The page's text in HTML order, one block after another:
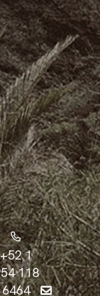
+52 1
118
6464